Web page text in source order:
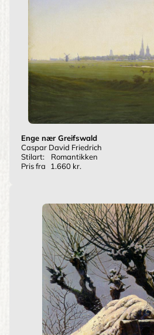
Enge nær Greifswald
Caspar David Friedrich
Stilart:
Romantikken
Pris fra
1.660 kr.